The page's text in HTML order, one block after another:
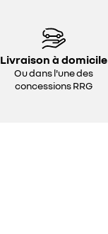
Livraison à domicile
Ou dans l'une des
concessions RRG